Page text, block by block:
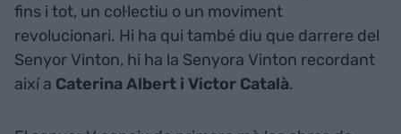
fins i tot, un col·lectiu o un moviment
revolucionari. Hi ha qui també diu que darrere del
Senyor Vinton, hi ha la Senyora Vinton recordant
així a Caterina Albert i Victor Català.